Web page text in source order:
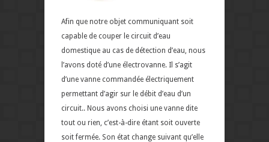
Afin que notre objet communiquant soit
capable de couper le circuit d’eau
domestique au cas de détection d’eau, nous
l’avons doté d’une électrovanne. Il s’agit
d’une vanne commandée électriquement
permettant d’agir sur le débit d’eau d’un
circuit.. Nous avons choisi une vanne dite
tout ou rien, c’est-à-dire étant soit ouverte
soit fermée. Son état change suivant qu’elle